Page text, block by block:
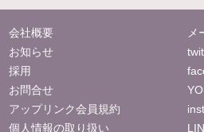
会社概要
お知らせ
採用
お問合せ
アップリンク会員規約
個人情報の取り扱い
メ